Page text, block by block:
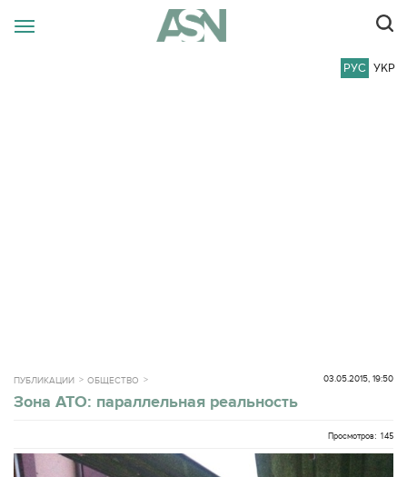
РУС УКР
ПУБЛИКАЦИИ ОБЩЕСТВО 03.05.2015, 19:50
Зона АТО: параллельная реальность
Просмотров: 145